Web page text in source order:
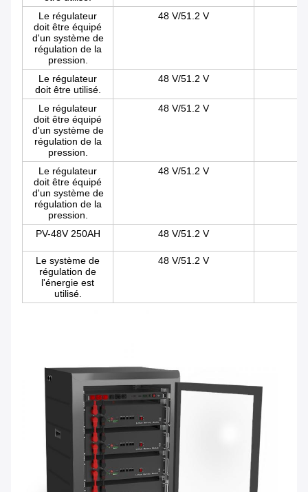
Le régulateur
doit être équipé
d'un système de
régulation de la
pression.
48 V/51.2 V
Le régulateur
doit être utilisé.
48 V/51.2 V
Le régulateur
doit être équipé
d'un système de
régulation de la
pression.
48 V/51.2 V
Le régulateur
doit être équipé
d'un système de
régulation de la
pression.
48 V/51.2 V
PV-48V 250AH 48 V/51.2 V
Le système de
régulation de
l'énergie est
utilisé.
48 V/51.2 V